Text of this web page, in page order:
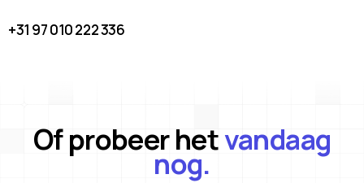
+31 97 010 222 336
Of probeer hetvandaag
nog.